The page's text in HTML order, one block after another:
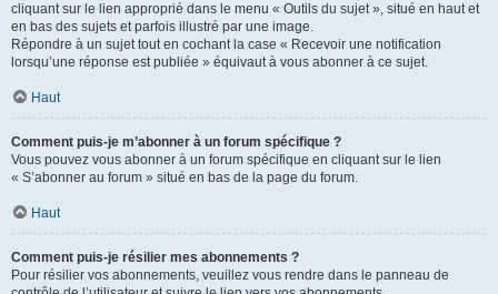
cliquant sur le lien approprié dans le menu « Outils du sujet », situé en haut et
en bas des sujets et parfois illustré par une image.
Répondre à un sujet tout en cochant la case « Recevoir une notification
lorsqu’une réponse est publiée » équivaut à vous abonner à ce sujet.
Haut
Comment puis-je m’abonner à un forum spécifique ?
Vous pouvez vous abonner à un forum spécifique en cliquant sur le lien
« S’abonner au forum » situé en bas de la page du forum.
Haut
Comment puis-je résilier mes abonnements ?
Pour résilier vos abonnements, veuillez vous rendre dans le panneau de